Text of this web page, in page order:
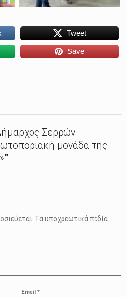
Tweet
Save
Σερρών
μονάδα της
”
Τα υποχρεωτικά πεδία
Email *